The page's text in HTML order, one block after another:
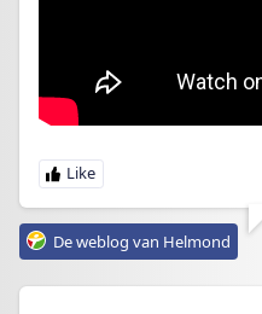
De weblog van Helmond